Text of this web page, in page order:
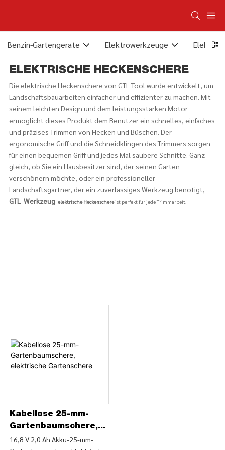
Benzin-Gartengeräte Elektrowerkzeuge
ELEKTRISCHE HECKENSCHERE
Die elektrische Heckenschere von GTL Tool wurde entwickelt, um
Landschaftsbauarbeiten einfacher und effizienter zu machen. Mit
seinem leichten Design und dem leistungsstarken Motor
ermöglicht dieses Produkt dem Benutzer ein schnelles, einfaches
und präzises Trimmen von Hecken und Büschen. Der
ergonomische Griff und die Schneidklingen des Trimmers sorgen
für einen bequemen Griff und jedes Mal saubere Schnitte. Ganz
gleich, ob Sie ein Hausbesitzer sind, der seinen Garten
verschönern möchte, oder ein professioneller
Landschaftsgärtner, der ein zuverlässiges Werkzeug benötigt,
GTL Werkzeug elektrische Heckenschereist perfekt für jede Trimmarbeit.
Kabellose 25-mm-
Gartenbaumschere,
elektrische
16,8 V 2,0 Ah Akku-25-mm-